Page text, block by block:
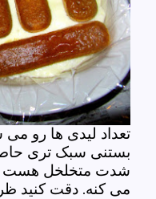
تعداد لیدی ها رو
بستنی سبک تری
شدت متخلخل هست و
می کنه. دقت کنید